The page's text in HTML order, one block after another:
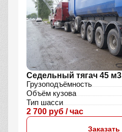
Седельный тягач 45 м3
Грузоподъёмность
Объём кузова
Тип шасси
2 700 руб / час
Заказать